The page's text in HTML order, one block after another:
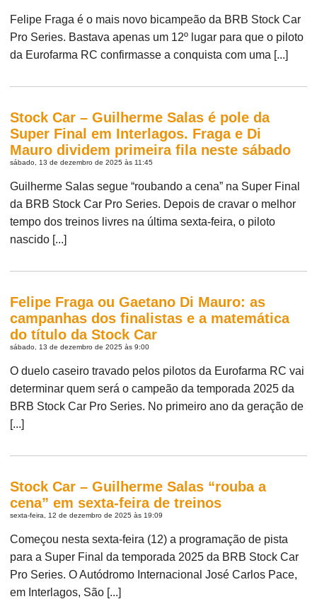
Felipe Fraga é o mais novo bicampeão da BRB Stock Car
Pro Series. Bastava apenas um 12º lugar para que o piloto
da Eurofarma RC confirmasse a conquista com uma [...]
Stock Car – Guilherme Salas é pole da
Super Final em Interlagos. Fraga e Di
Mauro dividem primeira fila neste sábado
sábado, 13 de dezembro de 2025 às 11:45
Guilherme Salas segue “roubando a cena” na Super Final
da BRB Stock Car Pro Series. Depois de cravar o melhor
tempo dos treinos livres na última sexta-feira, o piloto
nascido [...]
Felipe Fraga ou Gaetano Di Mauro: as
campanhas dos finalistas e a matemática
do título da Stock Car
sábado, 13 de dezembro de 2025 às 9:00
O duelo caseiro travado pelos pilotos da Eurofarma RC vai
determinar quem será o campeão da temporada 2025 da
BRB Stock Car Pro Series. No primeiro ano da geração de
[...]
Stock Car – Guilherme Salas “rouba a
cena” em sexta-feira de treinos
sexta-feira, 12 de dezembro de 2025 às 19:09
Começou nesta sexta-feira (12) a programação de pista
para a Super Final da temporada 2025 da BRB Stock Car
Pro Series. O Autódromo Internacional José Carlos Pace,
em Interlagos, São [...]